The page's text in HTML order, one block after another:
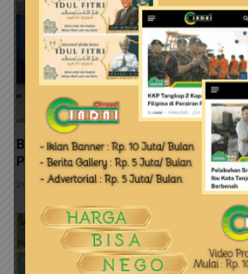
Blue Lantern Foundation Gelar
Pengelolaan TWP Timur Pulau
26 Juli 2026